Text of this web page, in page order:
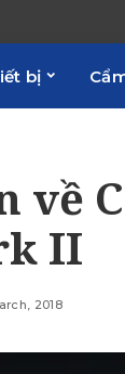
bị
II
2018